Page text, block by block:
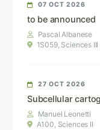
07 OCT 2026
to be announced
Pascal Albanese
1S059, Sciences III
27 OCT 2026
Subcellular
Manuel Leonetti
A100, Sciences II